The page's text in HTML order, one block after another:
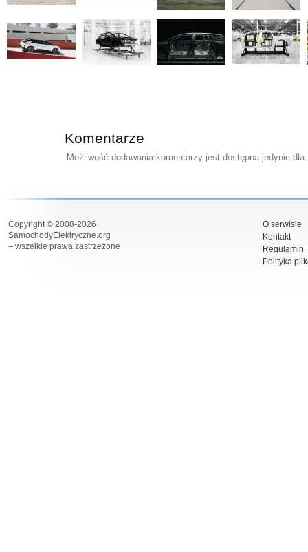
Komentarze
Możliwość dodawania komentarzy jest dostępna jedynie
Copyright © 2008-2026
SamochodyElektryczne.org
– wszelkie prawa zastrzeżone
O serwisie
Kontakt
Regulamin
Polityka